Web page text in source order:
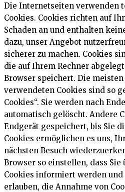
Die Internetseiten verwenden
Cookies. Cookies richten auf
Schaden an und enthalten
dazu, unser Angebot
sicherer zu machen. Cookies
die auf Ihrem Rechner
Browser speichert. Die meisten
verwendeten Cookies sind so
Cookies“. Sie werden nach
automatisch gelöscht. Andere
Endgerät gespeichert, bis Sie
Cookies ermöglichen es uns,
nächsten Besuch
Browser so einstellen, dass Sie
Cookies informiert werden
erlauben, die Annahme von